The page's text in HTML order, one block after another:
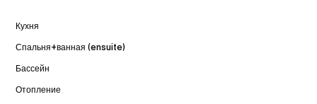
Кухня
Спальня+ванная (ensuite)
Бассейн
Отопление